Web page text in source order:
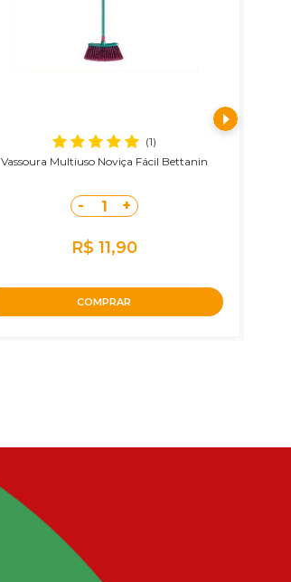
(1)
Vassoura Multiuso Noviça Fácil Bettanin
- 1 +
R$ 11,90
COMPRAR